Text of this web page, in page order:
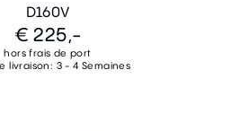
D160V
€ 225,-
hors frais de port
livraison: 3 - 4 Semaines